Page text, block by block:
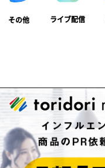
その他 ライブ配信